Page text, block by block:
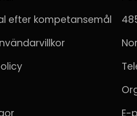
efter kompetansemål
E-